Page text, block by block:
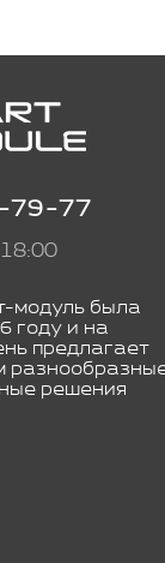
79-77
модуль была
году и на
предлагает
решения